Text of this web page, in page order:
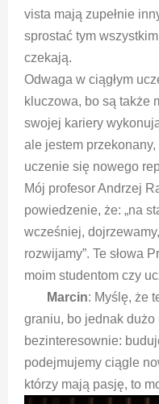
vista mają zupełnie
sprostać tym
czekają.
Odwaga w ciągłym
kluczowa, bo są także
swojej kariery
ale jestem
uczenie się nowego
Mój profesor Andrzej
powiedzenie, że: „na
wcześniej,
rozwijamy”. Te słowa
moim studentom czy
Marcin: Myślę, że
graniu, bo jednak dużo
bezinteresownie:
podejmujemy ciągle
którzy mają pasję, to